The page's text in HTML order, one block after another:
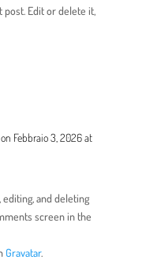
post. Edit or delete it,
on Febbraio 3, 2026 at
and deleting
screen in the
Gravatar.